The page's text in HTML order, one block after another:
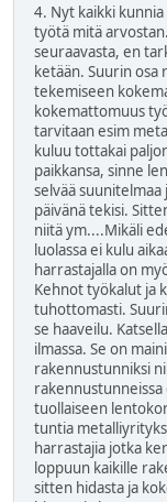
4. Nyt kaikki
työtä mitä
seuraavasta, en
ketään. Suurin osa
tekemiseen
kokemattomuus
tarvitaan esim
kuluu tottakai
paikkansa, sinne
selvää suunitelmaa
päivänä tekisi.
niitä ym....Mikäli
luolassa ei kulu
harrastajalla on
Kehnot työkalut ja
tuhottomasti.
se haaveilu.
ilmassa. Se on
rakennustunniksi
rakennustunneissa
tuollaiseen
tuntia
harrastajia jotka
loppuun kaikille
sitten hidasta ja